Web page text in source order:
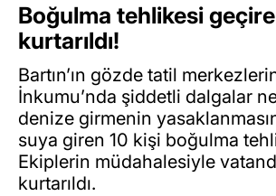
Boğulma tehlikesi
kurtarıldı!
Bartın’ın gözde tatil
İnkumu’nda şiddetli dalgalar
denize girmenin
suya giren 10 kişi boğulma
Ekiplerin müdahalesiyle
kurtarıldı.